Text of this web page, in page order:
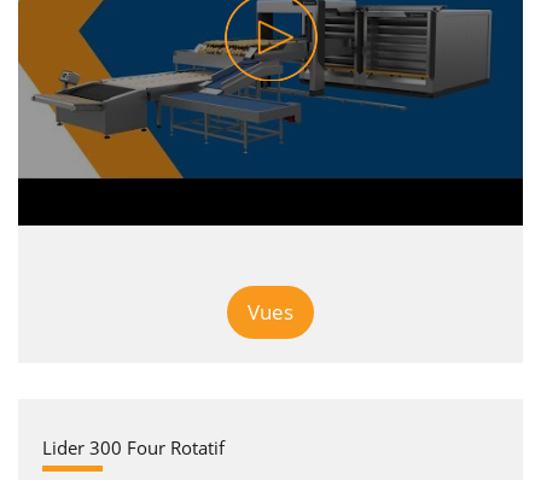
Vues
Lider 300 Four Rotatif